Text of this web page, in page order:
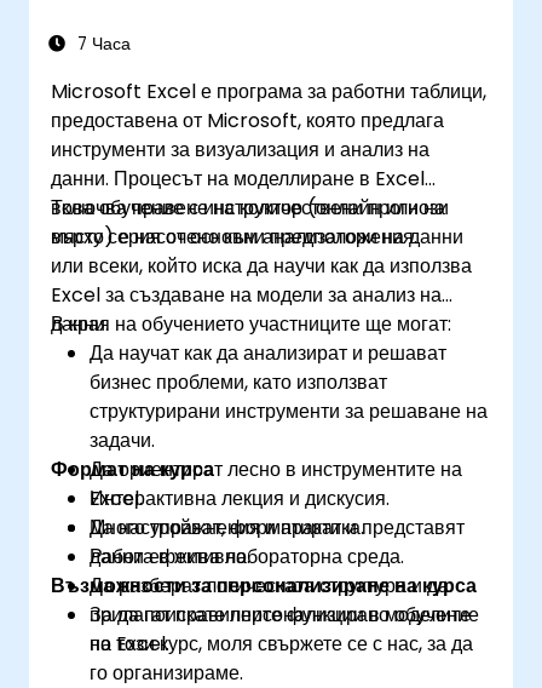
употреба за отчитане, проследяване и
7 Часа
Microsoft Excel е програма за работни таблици,
предоставена от Microsoft, която предлага
инструменти за визуализация и анализ на
данни. Процесът на моделлиране в Excel
включва правене на количествени прогнози
върху серия от основни предположения.
Това обучение с инструктор (онлайн или на
място) е насочено към анализатори на данни
или всеки, който иска да научи как да използва
Excel за създаване на модели за анализ на
данни.
В края на обучението участниците ще могат:
Да научат как да анализират и решават
бизнес проблеми, като използват
структурирани инструменти за решаване на
задачи.
Да ориентират лесно в инструментите на
Excel.
Да настройват, форматират и представят
данни ефективно.
Да разберат логическата структура и да
прилагат правилните функции в моделите
на Excel.
Формат на курса
Интерактивна лекция и дискусия.
Много упражнения и практика.
Работа в жива лабораторна среда.
Възможности за персонализиране на курса
За да поискате персонализирано обучение
по този курс, моля свържете се с нас, за да
го организираме.